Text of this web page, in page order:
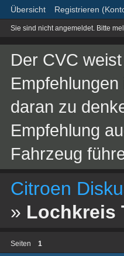
Übersicht Registrieren
Sie sind nicht angemeldet. Bitte
Der CVC
daran zu
Empfehlung
Fahrzeug
Citroen
» Lochkreis
Seiten 1